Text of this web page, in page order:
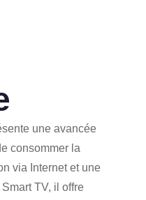
une avancée
consommer la
via Internet et une
TV, il offre